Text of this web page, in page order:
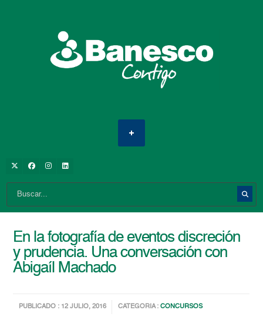
En la fotografía de eventos discreción
y prudencia. Una conversación con
Abigaíl Machado
PUBLICADO : 12 JULIO, 2016 CATEGORIA :CONCURSOS